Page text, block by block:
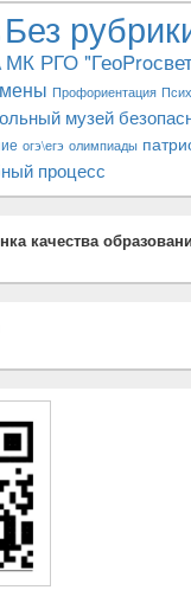
Без
МК РГО
Профориентация
музей
огэ\егэ олимпиады
процесс
качества